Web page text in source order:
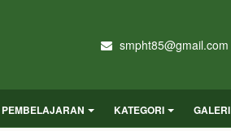
smpht85@gmail.com
KATEGORI GALERI